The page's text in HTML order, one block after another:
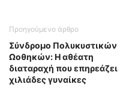
Προηγούμενο άρθρο
Σύνδρομο Πολυκυστικών
Ωοθηκών: Η αθέατη
διαταραχή που επηρεάζει
χιλιάδες γυναίκες